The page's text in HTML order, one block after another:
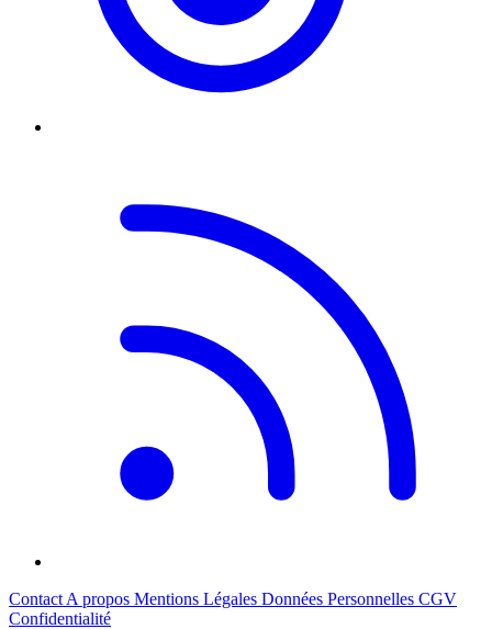
Contact A propos Mentions Légales Données Personnelles CGV
Confidentialité